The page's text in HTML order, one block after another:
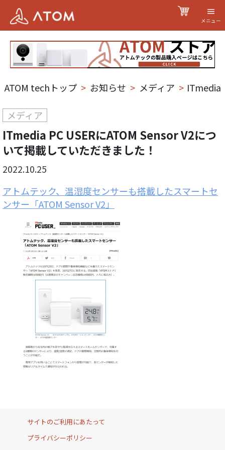
メニュー
ATOM techトップ > お知らせ > メディア > ITmedia
メディア
ITmedia PC USERにATOM Sensor V2につ
いて掲載していただきました！
2022.10.25
アトムテック、温湿度センサーも搭載したスマートセ
ンサー「ATOM Sensor V2」
サイトのご利用にあたって
プライバシーポリシー